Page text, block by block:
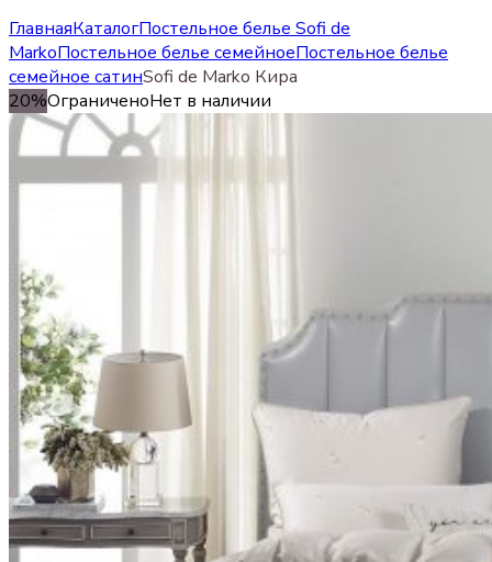
ГлавнаяКаталогПостельное белье Sofi de
MarkoПостельное белье семейноеПостельное белье
семейное сатинSofi de Marko Кира
20%ОграниченоНет в наличии